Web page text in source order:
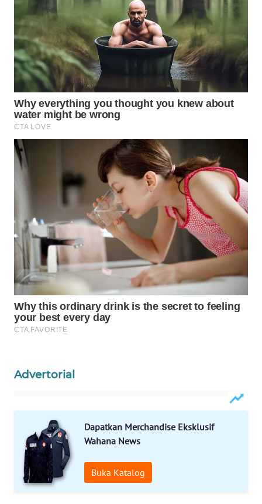
Advertorial
Dapatkan Merchandise Eksklusif
Wahana News
Buka Katalog
WAHANA
DESA
WISATA
LAPAK
WAHANA
Wahana
Network
KONSUMEN
MASYARAKAT
KELISTRIKAN
WALINKI
MAWAKA
ID
MARTABAT
NET
WATCH
LPKKI
LKKI